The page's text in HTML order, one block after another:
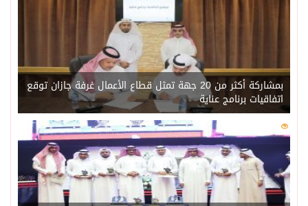
بمشاركة أكثر من 20 جهة تمثل قطاع الأعمال غرفة جازان توقع
اتفاقيات برنامج عناية
216